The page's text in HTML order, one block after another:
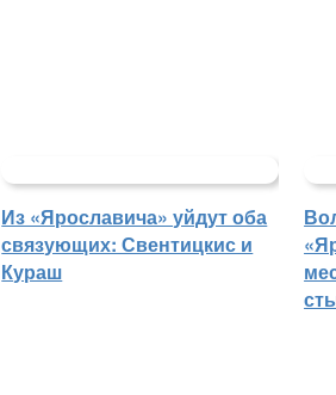
Из «Ярославича» уйдут оба
связующих: Свентицкис и
Кураш